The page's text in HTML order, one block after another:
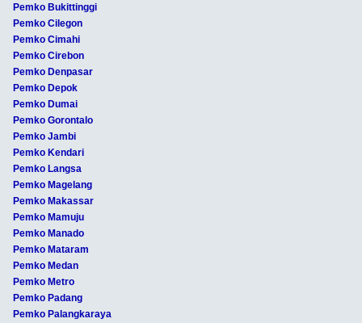
Pemko Bukittinggi
Pemko Cilegon
Pemko Cimahi
Pemko Cirebon
Pemko Denpasar
Pemko Depok
Pemko Dumai
Pemko Gorontalo
Pemko Jambi
Pemko Kendari
Pemko Langsa
Pemko Magelang
Pemko Makassar
Pemko Mamuju
Pemko Manado
Pemko Mataram
Pemko Medan
Pemko Metro
Pemko Padang
Pemko Palangkaraya